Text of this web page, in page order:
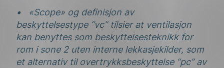
• «Scope» og definisjon av
beskyttelsestype “vc” tilsier at ventilasjon
kan benyttes som beskyttelsesteknikk for
rom i sone 2 uten interne lekkasjekilder, som
et alternativ til overtrykksbeskyttelse “pc” av